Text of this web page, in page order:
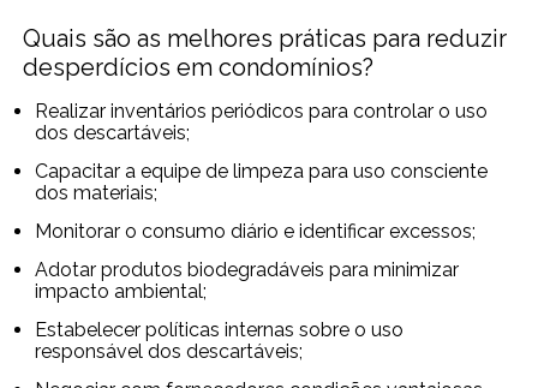
Quais são as melhores práticas para reduzir
desperdícios em condomínios?
Realizar inventários periódicos para controlar o uso
dos descartáveis;
Capacitar a equipe de limpeza para uso consciente
dos materiais;
Monitorar o consumo diário e identificar excessos;
Adotar produtos biodegradáveis para minimizar
impacto ambiental;
Estabelecer políticas internas sobre o uso
responsável dos descartáveis;